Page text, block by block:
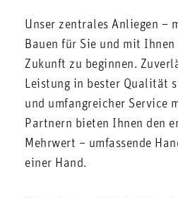
Unser zentrales Anliegen –
Bauen für Sie und mit
Zukunft zu beginnen.
Leistung in bester Qualität
und umfangreicher Service
Partnern bieten Ihnen den
Mehrwert – umfassende
einer Hand.